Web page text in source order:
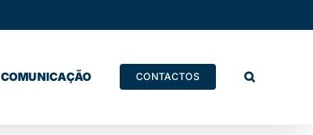
COMUNICAÇÃO CONTACTOS